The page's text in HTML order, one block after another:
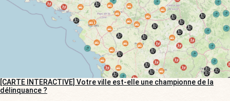
[CARTE INTERACTIVE] Votre ville est-elle une championne de la
délinquance ?